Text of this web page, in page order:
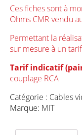
Ces fiches sont à
Ohms CMR vendu
Permettant la
sur mesure à un
Tarif indicatif
couplage RCA
Catégorie : Cables
Marque: MIT